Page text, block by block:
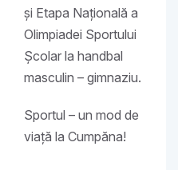
și Etapa Națională a
Olimpiadei Sportului
Școlar la handbal
masculin – gimnaziu.
Sportul – un mod de
viață la Cumpăna!